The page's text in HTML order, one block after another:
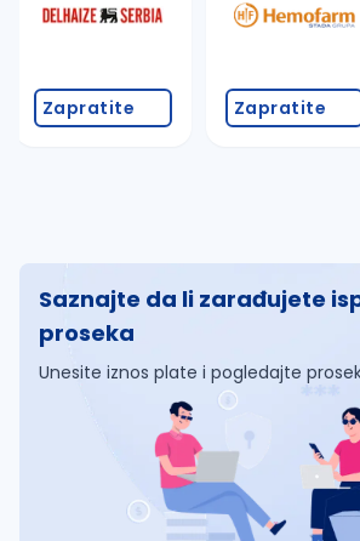
Zapratite Zapratite
Saznajte da li zarađujete
proseka
Unesite iznos plate i pogledajte